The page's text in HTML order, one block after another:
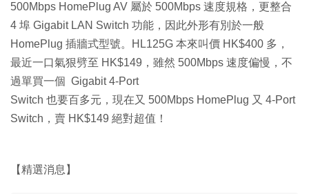
500Mbps HomePlug AV 屬於 500Mbps 速度規格，更整合
4 埠 Gigabit LAN Switch 功能，因此外形有別於一般
HomePlug 插牆式型號。HL125G 本來叫價 HK$400 多，
最近一口氣狠劈至 HK$149，雖然 500Mbps 速度偏慢，不
過單買一個 Gigabit 4-Port
Switch 也要百多元，現在又 500Mbps HomePlug 又 4-Port
Switch，賣 HK$149 絕對超值！
【精選消息】